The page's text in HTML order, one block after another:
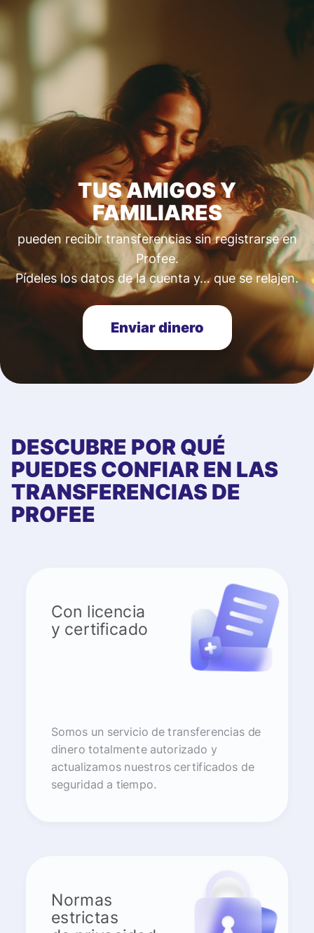
TUS AMIGOS Y
FAMILIARES
pueden recibir transferencias sin registrarse en
Profee.
Pídeles los datos de la cuenta y… que se relajen.
Enviar dinero
DESCUBRE POR QUÉ
PUEDES CONFIAR EN LAS
TRANSFERENCIAS DE
PROFEE
Con licencia
y certificado
Somos un servicio de transferencias de
dinero totalmente autorizado y
actualizamos nuestros certificados de
seguridad a tiempo.
Normas
estrictas